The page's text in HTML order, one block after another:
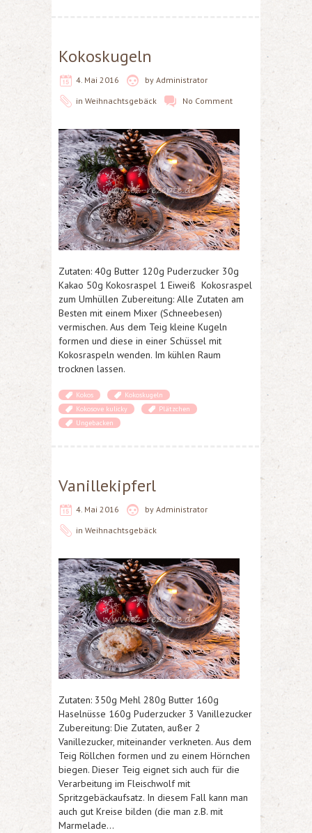
Kokoskugeln
4. Mai 2016 by Administrator
in Weihnachtsgebäck No Comment
Zutaten: 40g Butter 120g Puderzucker 30g
Kakao 50g Kokosraspel 1 Eiweiß Kokosraspel
zum Umhüllen Zubereitung: Alle Zutaten am
Besten mit einem Mixer (Schneebesen)
vermischen. Aus dem Teig kleine Kugeln
formen und diese in einer Schüssel mit
Kokosraspeln wenden. Im kühlen Raum
trocknen lassen.
Kokos
Kokoskugeln
Kokosove kulicky
Plätzchen
Ungebacken
Vanillekipferl
4. Mai 2016 by Administrator
in Weihnachtsgebäck
Zutaten: 350g Mehl 280g Butter 160g
Haselnüsse 160g Puderzucker 3 Vanillezucker
Zubereitung: Die Zutaten, außer 2
Vanillezucker, miteinander verkneten. Aus dem
Teig Röllchen formen und zu einem Hörnchen
biegen. Dieser Teig eignet sich auch für die
Verarbeitung im Fleischwolf mit
Spritzgebäckaufsatz. In diesem Fall kann man
auch gut Kreise bilden (die man z.B. mit
Marmelade…